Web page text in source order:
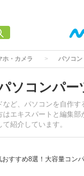
ホ・カメラ パソコン
ソコンパー
ど、パソコンを自作
エキスパートと編集
紹介しています。
すすめ8選！大容量コン